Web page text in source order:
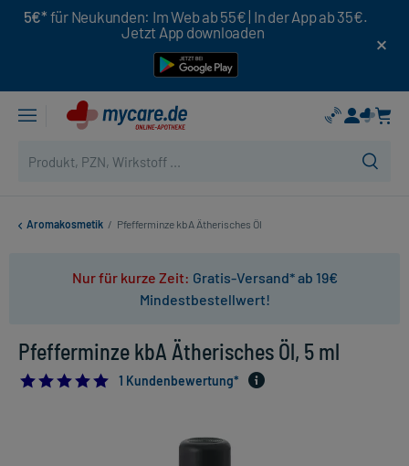
5€* für Neukunden: Im Web ab 55€ | In der App ab 35€.
Jetzt App downloaden
Aromakosmetik / Pfefferminze kbA Ätherisches Öl
Nur für kurze Zeit: Gratis-Versand* ab 19€
Mindestbestellwert!
Pfefferminze kbA Ätherisches Öl, 5 ml
5.01 Kundenbewertung*